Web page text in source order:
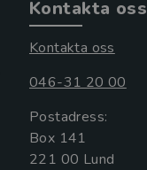
Kontakta oss
Kontakta oss
046-31 20 00
Postadress:
Box 141
221 00 Lund